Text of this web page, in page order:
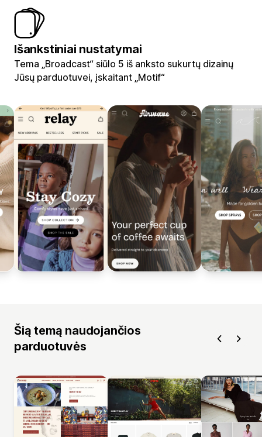
Išankstiniai nustatymai
Tema „Broadcast“ siūlo 5 iš anksto sukurtų dizainų
Jūsų parduotuvei, įskaitant „Motif“
Šią temą naudojančios
parduotuvės